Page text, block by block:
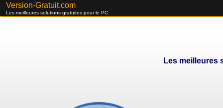
Version-Gratuit.com
Les meilleures solutions gratuites pour le PC.
Les meilleures